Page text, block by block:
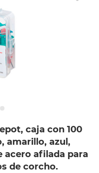
caja con 100
amarillo, azul,
acero afilada para
de corcho.